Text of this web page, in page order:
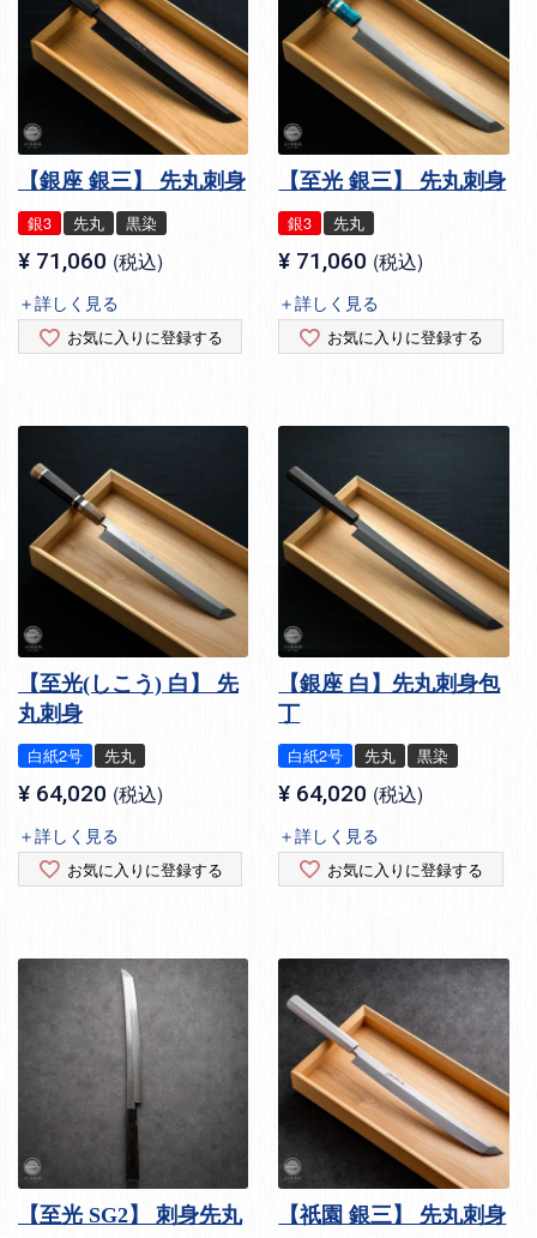
【銀座 銀三】 先丸刺身
銀3 先丸 黒染
¥ 71,060 税込
＋詳しく見る
お気に入りに登録する
【至光 銀三】 先丸刺身
銀3 先丸
¥ 71,060 税込
＋詳しく見る
お気に入りに登録する
【至光(しこう) 白】 先
丸刺身
白紙2号 先丸
¥ 64,020 税込
＋詳しく見る
お気に入りに登録する
【銀座 白】先丸刺身包
丁
白紙2号 先丸 黒染
¥ 64,020 税込
＋詳しく見る
お気に入りに登録する
【至光 SG2】 刺身先丸 【祇園 銀三】 先丸刺身